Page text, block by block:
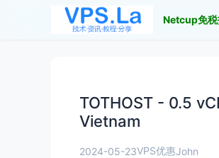
Netcup免税
TOTHOST - 0.5
Vietnam
2024-05-23VPS优惠John